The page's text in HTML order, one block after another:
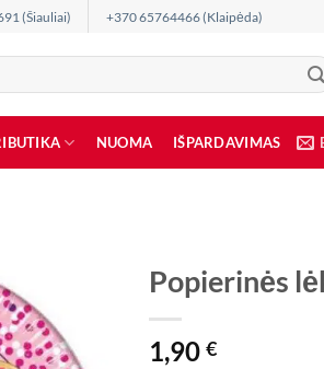
(Šiauliai) +370 65764466 (Klaipėda)
NUOMA IŠPARDAVIMAS
Popierinės
1,90€